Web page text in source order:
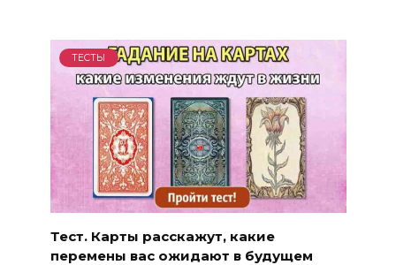
ТЕСТЫ
Тест. Карты расскажут, какие
перемены вас ожидают в будущем